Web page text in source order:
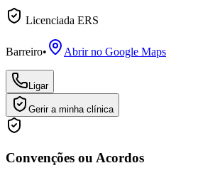
Licenciada ERS
Barreiro• Abrir no Google Maps
Ligar
Gerir a minha clínica
Convenções ou Acordos